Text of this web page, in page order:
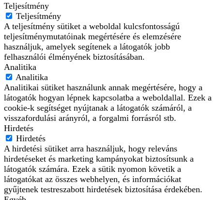
Teljesítmény
Teljesítmény
A teljesítmény sütiket a weboldal kulcsfontosságú
teljesítménymutatóinak megértésére és elemzésére
használjuk, amelyek segítenek a látogatók jobb
felhasználói élményének biztosításában.
Analitika
Analitika
Analitikai sütiket használunk annak megértésére, hogy a
látogatók hogyan lépnek kapcsolatba a weboldallal. Ezek a
cookie-k segítséget nyújtanak a látogatók számáról, a
visszafordulási arányról, a forgalmi forrásról stb.
Hirdetés
Hirdetés
A hirdetési sütiket arra használjuk, hogy releváns
hirdetéseket és marketing kampányokat biztosítsunk a
látogatók számára. Ezek a sütik nyomon követik a
látogatókat az összes webhelyen, és információkat
gyűjtenek testreszabott hirdetések biztosítása érdekében.